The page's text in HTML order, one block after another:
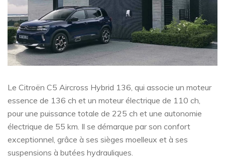
Le Citroën C5 Aircross Hybrid 136, qui associe un moteur
essence de 136 ch et un moteur électrique de 110 ch,
pour une puissance totale de 225 ch et une autonomie
électrique de 55 km. Il se démarque par son confort
exceptionnel, grâce à ses sièges moelleux et à ses
suspensions à butées hydrauliques.